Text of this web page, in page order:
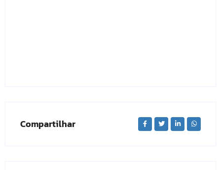
Compartilhar